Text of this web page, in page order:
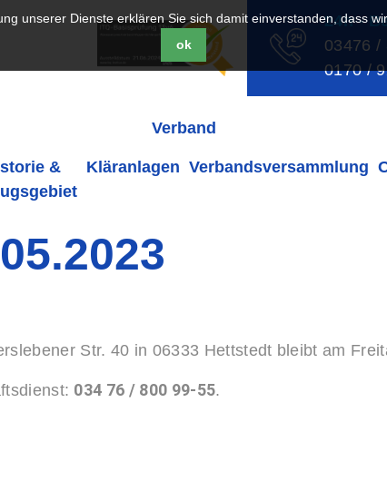
unserer Dienste erklären Sie sich damit einverstanden, dass
ok
24h -
03476 /
0170 /
Verband
&
Kläranlagen Verbandsversammlung
Str. 40 in 06333 Hettstedt bleibt am
034 76 / 800 99-55.